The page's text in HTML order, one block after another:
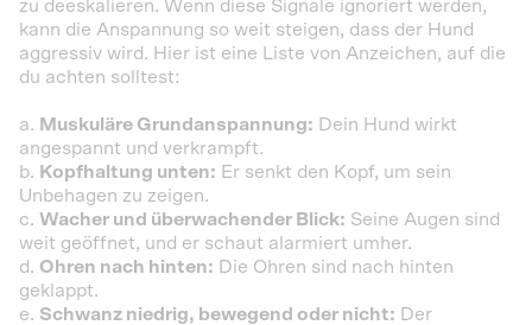
zu deeskalieren. Wenn diese Signale ignoriert werden,
kann die Anspannung so weit steigen, dass der Hund
aggressiv wird. Hier ist eine Liste von Anzeichen, auf die
du achten solltest:
a. Muskuläre Grundanspannung: Dein Hund wirkt
angespannt und verkrampft.
b. Kopfhaltung unten: Er senkt den Kopf, um sein
Unbehagen zu zeigen.
c. Wacher und überwachender Blick: Seine Augen sind
weit geöffnet, und er schaut alarmiert umher.
d. Ohren nach hinten: Die Ohren sind nach hinten
geklappt.
e. Schwanz niedrig, bewegend oder nicht: Der